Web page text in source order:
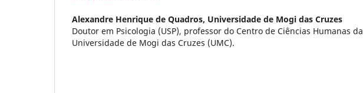
Alexandre Henrique de Quadros, Universidade de Mogi das Cruzes
Doutor em Psicologia (USP), professor do Centro de Ciências Humanas da
Universidade de Mogi das Cruzes (UMC).